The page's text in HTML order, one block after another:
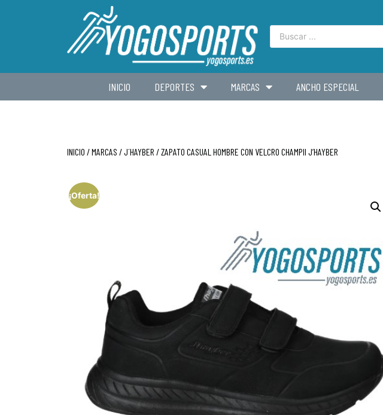
INICIO DEPORTES MARCAS ANCHO ESPECIAL
INICIO /MARCAS /J´HAYBER / ZAPATO CASUAL HOMBRE CON VELCRO CHAMPII J’HAYBER
¡Oferta!